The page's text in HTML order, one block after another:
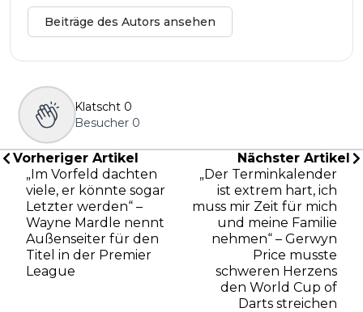
Beiträge des Autors ansehen
Klatscht 0
Besucher 0
Vorheriger Artikel
„Im Vorfeld dachten
viele, er könnte sogar
Letzter werden“ –
Wayne Mardle nennt
Außenseiter für den
Titel in der Premier
League
Nächster Artikel
„Der Terminkalender
ist extrem hart, ich
muss mir Zeit für mich
und meine Familie
nehmen“ – Gerwyn
Price musste
schweren Herzens
den World Cup of
Darts streichen